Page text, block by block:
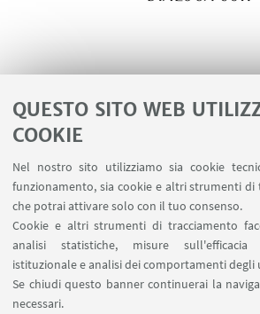
QUESTO SITO WEB
COOKIE
Nel nostro sito utilizziamo sia cookie
funzionamento, sia cookie e altri strumenti
che potrai attivare solo con il tuo consenso.
Cookie e altri strumenti di tracciamento
analisi statistiche, misure sull'efficacia
istituzionale e analisi dei comportamenti degli
Se chiudi questo banner continuerai la
necessari.
Area riservata - Spazi
Contatti
SEGUI IL